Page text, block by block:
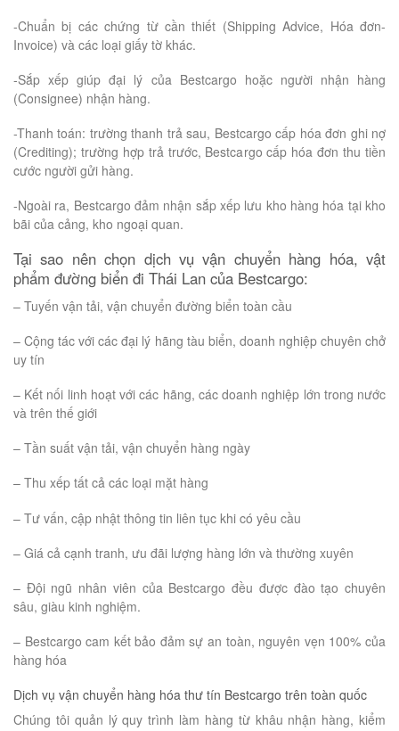
-Chuẩn bị các chứng từ cần thiết (Shipping Advice, Hóa đơn-
Invoice) và các loại giấy tờ khác.
-Sắp xếp giúp đại lý của Bestcargo hoặc người nhận hàng
(Consignee) nhận hàng.
-Thanh toán: trường thanh trả sau, Bestcargo cấp hóa đơn ghi nợ
(Crediting); trường hợp trả trước, Bestcargo cấp hóa đơn thu tiền
cước người gửi hàng.
-Ngoài ra, Bestcargo đảm nhận sắp xếp lưu kho hàng hóa tại kho
bãi của cảng, kho ngoại quan.
Tại sao nên chọn dịch vụ vận chuyển hàng hóa, vật
phẩm đường biển đi Thái Lan của Bestcargo:
– Tuyến vận tải, vận chuyển đường biển toàn cầu
– Cộng tác với các đại lý hãng tàu biển, doanh nghiệp chuyên chở
uy tín
– Kết nối linh hoạt với các hãng, các doanh nghiệp lớn trong nước
và trên thế giới
– Tần suất vận tải, vận chuyển hàng ngày
– Thu xếp tất cả các loại mặt hàng
– Tư vấn, cập nhật thông tin liên tục khi có yêu cầu
– Giá cả cạnh tranh, ưu đãi lượng hàng lớn và thường xuyên
– Đội ngũ nhân viên của Bestcargo đều được đào tạo chuyên
sâu, giàu kinh nghiệm.
– Bestcargo cam kết bảo đảm sự an toàn, nguyên vẹn 100% của
hàng hóa
Dịch vụ vận chuyển hàng hóa thư tín Bestcargo trên toàn quốc
Chúng tôi quản lý quy trình làm hàng từ khâu nhận hàng, kiểm